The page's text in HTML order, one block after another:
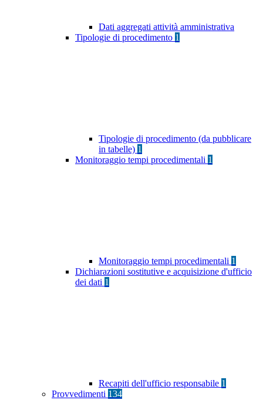
Dati aggregati attività amministrativa
Tipologie di procedimento 1
Tipologie di procedimento (da pubblicare
in tabelle) 1
Monitoraggio tempi procedimentali 1
Monitoraggio tempi procedimentali 1
Dichiarazioni sostitutive e acquisizione d'ufficio
dei dati 1
Recapiti dell'ufficio responsabile 1
Provvedimenti 134